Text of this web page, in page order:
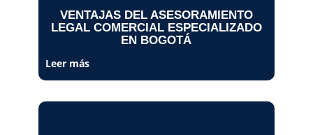
VENTAJAS DEL ASESORAMIENTO
LEGAL COMERCIAL ESPECIALIZADO
EN BOGOTÁ
Leer más